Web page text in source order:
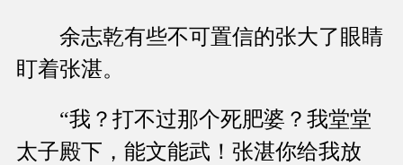
余志乾有些不可置信的张大了眼睛
盯着张湛。
“我？打不过那个死肥婆？我堂堂
太子殿下，能文能武！张湛你给我放